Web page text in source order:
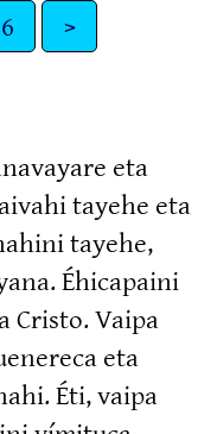
6 >
eta
tayehe eta
tayehe,
Éhicapaini
Cristo. Vaipa
eta
Éti, vaipa